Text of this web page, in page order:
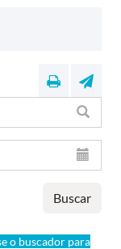
Buscar
o buscador para